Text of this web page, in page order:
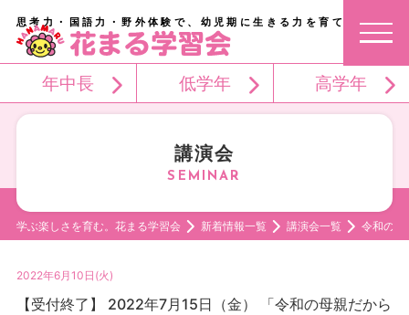
思考力・国語力・野外体験で、幼児期に生きる力を育てる。
年中長 低学年 高学年
講演会
学ぶ楽しさを育む。花まる学習会 新着情報一覧 講演会一覧 令和の母
2022年6月10日(火)
【受付終了】 2022年7月15日（金） 「令和の母親だから